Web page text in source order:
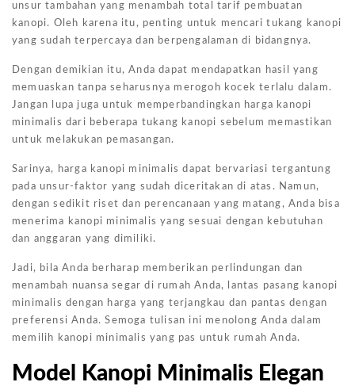
unsur tambahan yang menambah total tarif pembuatan
kanopi. Oleh karena itu, penting untuk mencari tukang kanopi
yang sudah terpercaya dan berpengalaman di bidangnya.
Dengan demikian itu, Anda dapat mendapatkan hasil yang
memuaskan tanpa seharusnya merogoh kocek terlalu dalam.
Jangan lupa juga untuk memperbandingkan harga kanopi
minimalis dari beberapa tukang kanopi sebelum memastikan
untuk melakukan pemasangan.
Sarinya, harga kanopi minimalis dapat bervariasi tergantung
pada unsur-faktor yang sudah diceritakan di atas. Namun,
dengan sedikit riset dan perencanaan yang matang, Anda bisa
menerima kanopi minimalis yang sesuai dengan kebutuhan
dan anggaran yang dimiliki.
Jadi, bila Anda berharap memberikan perlindungan dan
menambah nuansa segar di rumah Anda, lantas pasang kanopi
minimalis dengan harga yang terjangkau dan pantas dengan
preferensi Anda. Semoga tulisan ini menolong Anda dalam
memilih kanopi minimalis yang pas untuk rumah Anda.
Model Kanopi Minimalis Elegan